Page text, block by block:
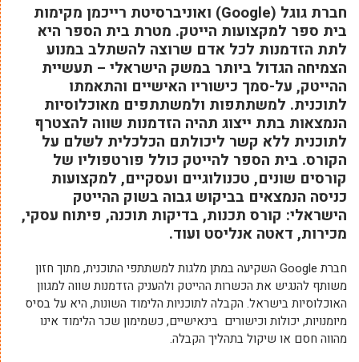
חברת גוגל (Google) ואוניברסיטת רייכמן מקימות
בית ספר למקצועות הייטק. מטרת בית הספר היא
לתת הזדמנות לכל אדם שרוצה להשתלב במנוע
הצמיחה הגדול ביותר במשק הישראלי – תעשיית
ההייטק, על-סמך כישוריו האישיים והתאמתו
לתוכנית. למשתתפות ולמשתתפים מאוכלוסיות
הנמצאות בתת ייצוג תהיה הזדמנות שווה להצטרף
לתוכנית ללא קשר ליכולתם הכלכלית לשלם על
הקורס. בית הספר להייטק כולל פורטפוליו של
קורסים שונים, טכנולוגיים ועסקיים, למקצועות
כניסה הנמצאים בביקוש גבוה בשוק ההייטק
הישראלי: קורס תכנות, בדיקות תוכנה, פיתוח עסקי,
מכירות, דאטה אנליסט ועוד.
חברת Google השקיעה במתן מלגות למשתתפי התוכנית, מתוך חזון
משותף להנגיש את הכשרות ההייטק ולהעניק הזדמנות שווה למגוון
האוכלוסיות בישראל. הקבלה לתוכניות הלימוד השונות, היא על בסיס
מיומנויות, יכולות וכישורים בינאישיים, כשמימון שכר הלימוד אינו
מהווה חסם או שיקול בתהליך הקבלה.